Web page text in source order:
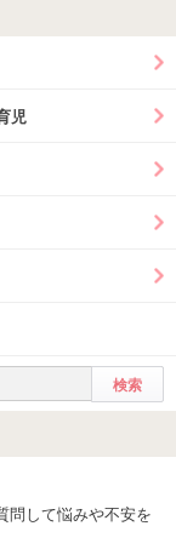
児
問して悩みや不安を